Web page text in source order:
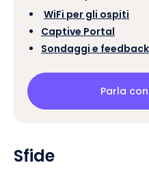
WiFi per gli ospiti
Captive Portal
Sondaggi e
Parla
Sfide